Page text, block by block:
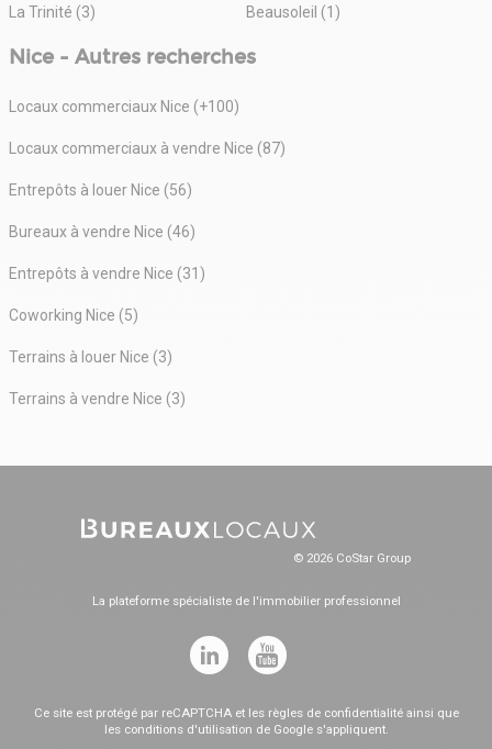
La Trinité (3) Beausoleil (1)
Nice - Autres recherches
Locaux commerciaux Nice (+100)
Locaux commerciaux à vendre Nice (87)
Entrepôts à louer Nice (56)
Bureaux à vendre Nice (46)
Entrepôts à vendre Nice (31)
Coworking Nice (5)
Terrains à louer Nice (3)
Terrains à vendre Nice (3)
© 2026 CoStar Group
La plateforme spécialiste de l'immobilier professionnel
Ce site est protégé par reCAPTCHA et les règles de confidentialitéainsi que
les conditions d'utilisation de Google s'appliquent.